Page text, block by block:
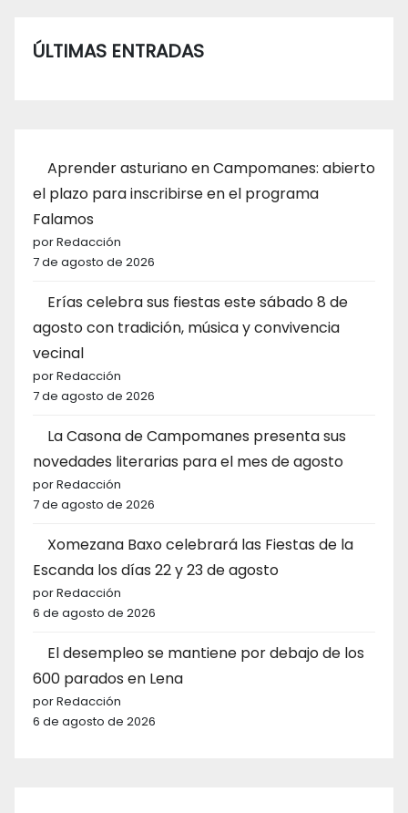
ÚLTIMAS ENTRADAS
Aprender asturiano en Campomanes: abierto
el plazo para inscribirse en el programa
Falamos
por Redacción
7 de agosto de 2026
Erías celebra sus fiestas este sábado 8 de
agosto con tradición, música y convivencia
vecinal
por Redacción
7 de agosto de 2026
La Casona de Campomanes presenta sus
novedades literarias para el mes de agosto
por Redacción
7 de agosto de 2026
Xomezana Baxo celebrará las Fiestas de la
Escanda los días 22 y 23 de agosto
por Redacción
6 de agosto de 2026
El desempleo se mantiene por debajo de los
600 parados en Lena
por Redacción
6 de agosto de 2026